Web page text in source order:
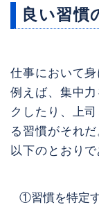
良い習慣
仕事において
例えば、集中
クしたり、上
る習慣がそれ
以下のとおりで
①習慣を特定